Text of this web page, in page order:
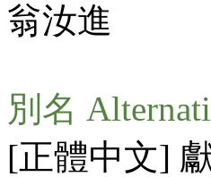
翁汝進
別名
[正體中文]